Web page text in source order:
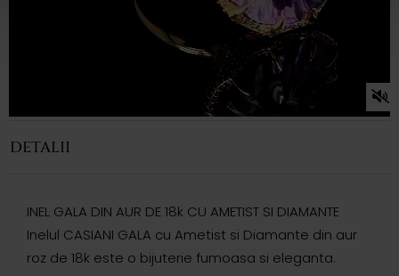
DETALII
INEL GALA DIN AUR DE 18k CU AMETIST SI DIAMANTE
Inelul CASIANI GALA cu Ametist si Diamante din aur
roz de 18k este o bijuterie fumoasa si eleganta.